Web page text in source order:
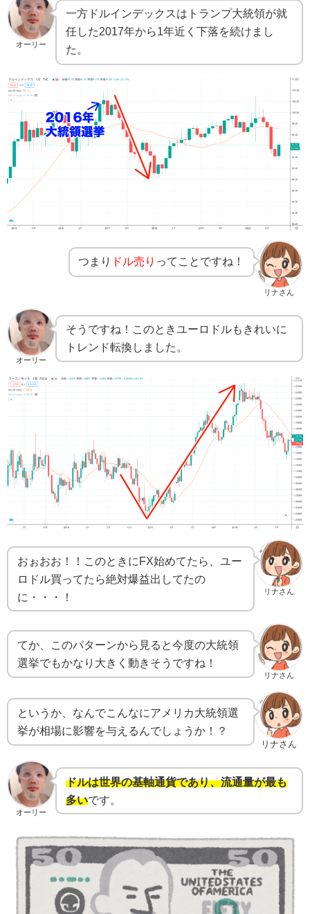
オーリー
一方ドルインデックスはトランプ大統領が就
任した2017年から1年近く下落を続けまし
た。
リナさん
つまり ドル売り ってことですね！
オーリー
そうですね！このときユーロドルもきれいに
トレンド転換しました。
リナさん
おぉおお！！このときにFX始めてたら、ユー
ロドル買ってたら絶対爆益出してたの
に・・・！
リナさん
てか、このパターンから見ると今度の大統領
選挙でもかなり大きく動きそうですね！
リナさん
というか、なんでこんなにアメリカ大統領選
挙が相場に影響を与えるんでしょうか！？
オーリー
ドルは世界の基軸通貨であり、流通量が最も
多いです。